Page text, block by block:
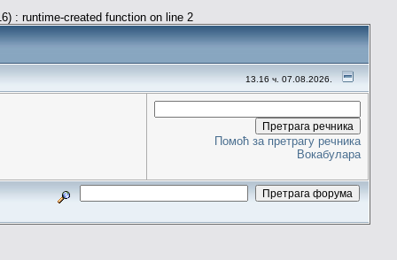
: runtime-created function on line 2
13.16 ч. 07.08.2026.
Помоћ за претрагу речника
Вокабулара